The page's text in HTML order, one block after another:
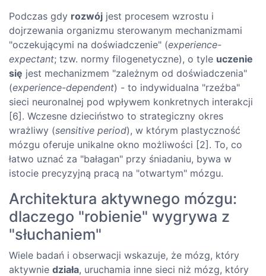
Podczas gdy rozwój jest procesem wzrostu i
dojrzewania organizmu sterowanym mechanizmami
"oczekującymi na doświadczenie" (experience-
expectant; tzw. normy filogenetyczne), o tyle uczenie
się jest mechanizmem "zależnym od doświadczenia"
(experience-dependent) - to indywidualna "rzeźba"
sieci neuronalnej pod wpływem konkretnych interakcji
[6]. Wczesne dzieciństwo to strategiczny okres
wrażliwy (sensitive period), w którym plastyczność
mózgu oferuje unikalne okno możliwości [2]. To, co
łatwo uznać za "bałagan" przy śniadaniu, bywa w
istocie precyzyjną pracą na "otwartym" mózgu.
Architektura aktywnego mózgu:
dlaczego "robienie" wygrywa z
"słuchaniem"
Wiele badań i obserwacji wskazuje, że mózg, który
aktywnie działa, uruchamia inne sieci niż mózg, który